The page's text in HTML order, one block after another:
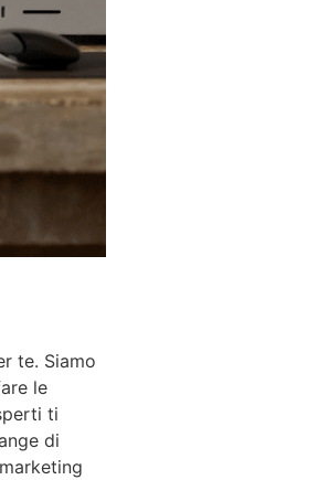
te. Siamo
le
ti
di